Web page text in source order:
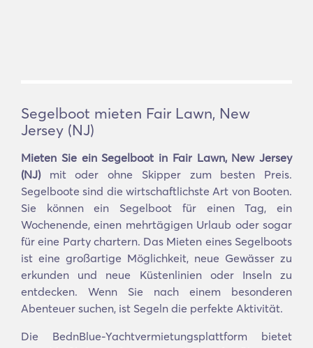
Segelboot mieten Fair Lawn, New
Jersey (NJ)
Mieten Sie ein Segelboot in Fair Lawn, New Jersey
(NJ)mit oder ohne Skipper zum besten Preis.
Segelboote sind die wirtschaftlichste Art von Booten.
Sie können ein Segelboot für einen Tag, ein
Wochenende, einen mehrtägigen Urlaub oder sogar
für eine Party chartern. Das Mieten eines Segelboots
ist eine großartige Möglichkeit, neue Gewässer zu
erkunden und neue Küstenlinien oder Inseln zu
entdecken. Wenn Sie nach einem besonderen
Abenteuer suchen, ist Segeln die perfekte Aktivität.
Die BednBlue-Yachtvermietungsplattform bietet